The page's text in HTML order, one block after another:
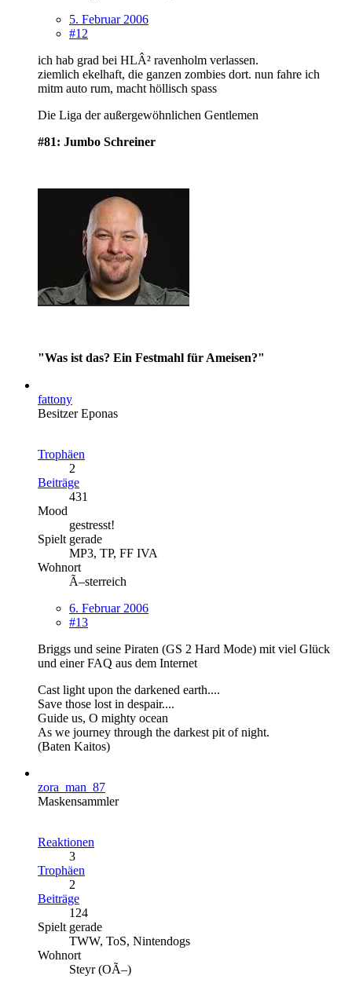
5. Februar 2006
#12
ich hab grad bei HLÂ² ravenholm verlassen.
ziemlich ekelhaft, die ganzen zombies dort. nun fahre ich
mitm auto rum, macht höllisch spass
Die Liga der außergewöhnlichen Gentlemen
#81: Jumbo Schreiner
"Was ist das? Ein Festmahl für Ameisen?"
fattony
Besitzer Eponas
Trophäen
2
Beiträge
431
Mood
gestresst!
Spielt gerade
MP3, TP, FF IVA
Wohnort
Ã–sterreich
6. Februar 2006
#13
Briggs und seine Piraten (GS 2 Hard Mode) mit viel Glück
und einer FAQ aus dem Internet
Cast light upon the darkened earth....
Save those lost in despair....
Guide us, O mighty ocean
As we journey through the darkest pit of night.
(Baten Kaitos)
zora_man_87
Maskensammler
Reaktionen
3
Trophäen
2
Beiträge
124
Spielt gerade
TWW, ToS, Nintendogs
Wohnort
Steyr (OÃ–)